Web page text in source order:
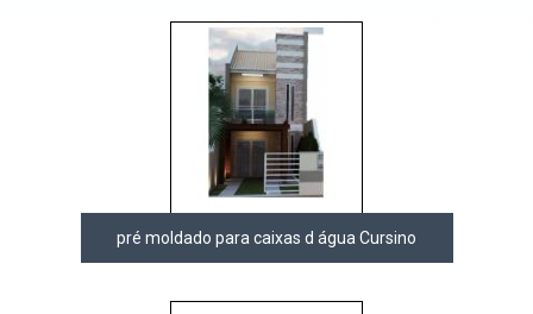
pré moldado para caixas d água Cursino